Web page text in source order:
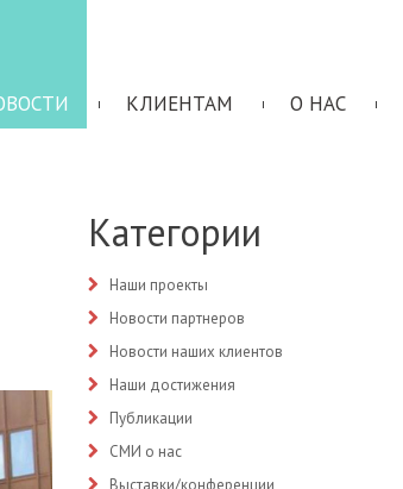
КЛИЕНТАМ О НАС
Категории
Наши проекты
Новости партнеров
Новости наших клиентов
Наши достижения
Публикации
СМИ о нас
Выставки/конференции